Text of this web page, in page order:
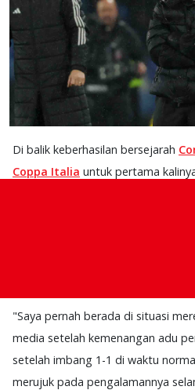
Di balik keberhasilan bersejarah
Coppa Italia untuk pertama
"Saya pernah berada di situasi
media setelah kemenangan adu
setelah imbang 1-1 di waktu
merujuk pada pengalamannya